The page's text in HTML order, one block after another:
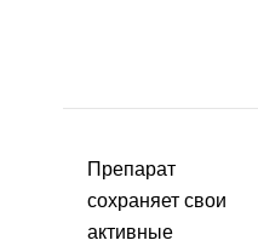
Препарат
сохраняет свои
активные